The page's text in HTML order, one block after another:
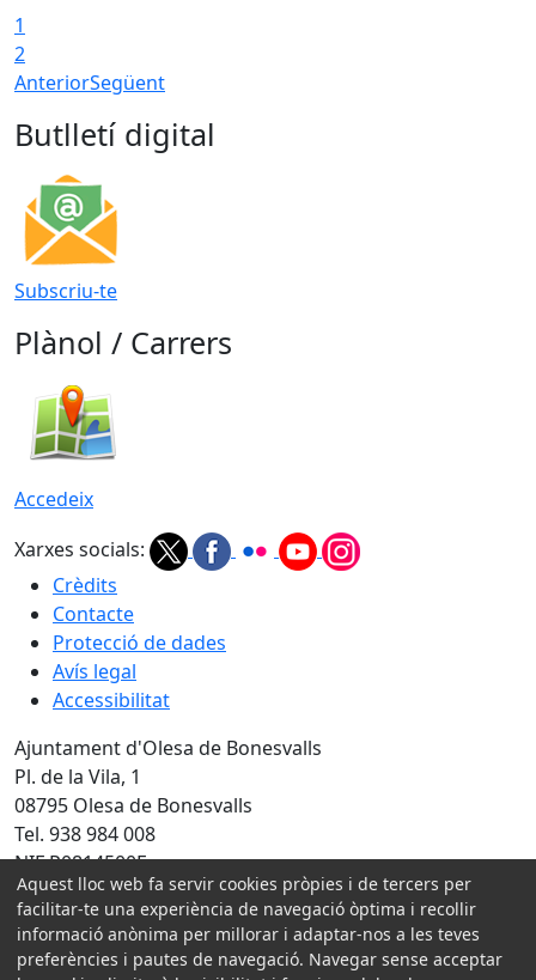
1
2
AnteriorSegüent
Butlletí digital
Subscriu-te
Plànol / Carrers
Accedeix
Xarxes socials:
Crèdits
Contacte
Protecció de dades
Avís legal
Accessibilitat
Ajuntament d'Olesa de Bonesvalls
Pl. de la Vila, 1
08795 Olesa de Bonesvalls
Tel. 938 984 008
NIF P0814500E
Amb la col·laboració de:
Aquest lloc web fa servir cookies pròpies i de tercers per
facilitar-te una experiència de navegació òptima i recollir
informació anònima per millorar i adaptar-nos a les teves
preferències i pautes de navegació. Navegar sense acceptar